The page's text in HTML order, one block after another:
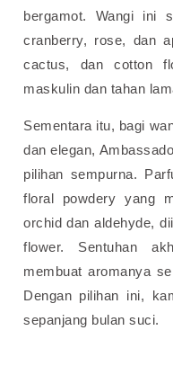
bergamot. Wangi ini
cranberry, rose, dan
cactus, dan cotton
maskulin dan tahan
Sementara itu, bagi
dan elegan,
pilihan sempurna.
floral powdery yang
orchid dan aldehyde,
flower. Sentuhan
membuat aromanya
Dengan pilihan ini,
sepanjang bulan suci.